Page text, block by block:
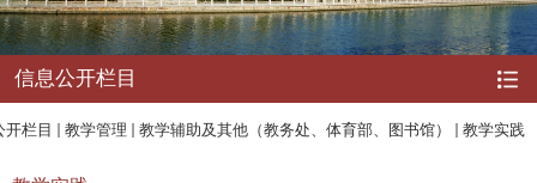
信息公开栏目
开栏目 教学管理 教学辅助及其他（教务处、体育部、图书馆） 教学实践